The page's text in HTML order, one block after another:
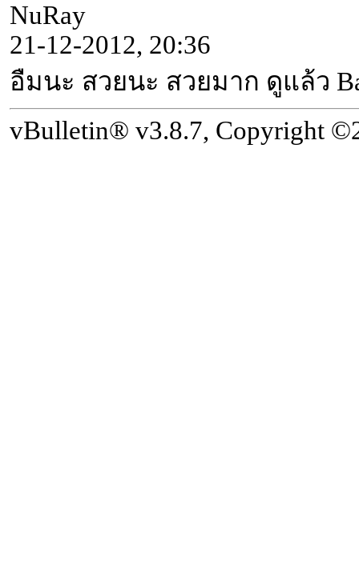
NuRay
21-12-2012, 20:36
อืมนะ สวยนะ สวยมาก ดูแล้ว
vBulletin® v3.8.7, Copyright